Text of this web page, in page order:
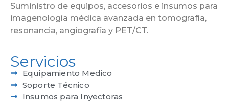
Suministro de equipos, accesorios e insumos para
imagenología médica avanzada en tomografía,
resonancia, angiografía y PET/CT.
Servicios
Equipamiento Medico
Soporte Técnico
Insumos para Inyectoras